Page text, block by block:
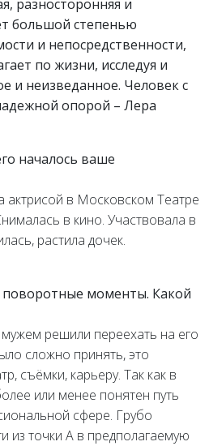
разносторонняя и
большой степенью
и непосредственности,
по жизни, исследуя и
и неизведанное. Человек с
опорой – Лера
началось ваше
актрисой в Московском Театре
в кино. Участвовала в
растила дочек.
моменты. Какой
решили переехать на его
сложно принять, это
съёмки, карьеру. Так как в
или менее понятен путь
сфере. Грубо
из точки А в предполагаемую